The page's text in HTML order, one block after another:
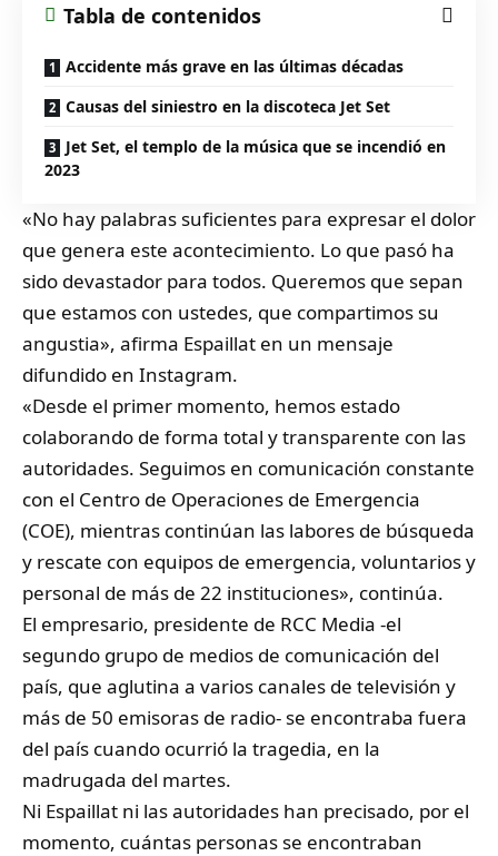
Tabla de contenidos
Accidente más grave en las últimas décadas
Causas del siniestro en la discoteca Jet Set
Jet Set, el templo de la música que se incendió en
2023
«No hay palabras suficientes para expresar el dolor
que genera este acontecimiento. Lo que pasó ha
sido devastador para todos. Queremos que sepan
que estamos con ustedes, que compartimos su
angustia», afirma Espaillat en un mensaje
difundido en Instagram.
«Desde el primer momento, hemos estado
colaborando de forma total y transparente con las
autoridades. Seguimos en comunicación constante
con el Centro de Operaciones de Emergencia
(COE), mientras continúan las labores de búsqueda
y rescate con equipos de emergencia, voluntarios y
personal de más de 22 instituciones», continúa.
El empresario, presidente de RCC Media -el
segundo grupo de medios de comunicación del
país, que aglutina a varios canales de televisión y
más de 50 emisoras de radio- se encontraba fuera
del país cuando ocurrió la tragedia, en la
madrugada del martes.
Ni Espaillat ni las autoridades han precisado, por el
momento, cuántas personas se encontraban